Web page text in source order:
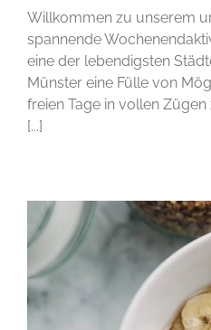
Willkommen zu unserem
spannende
eine der lebendigsten
Münster eine Fülle von
freien Tage in vollen
[...]